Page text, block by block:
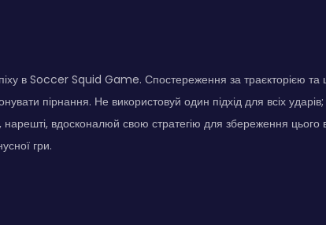
в Soccer Squid Game. Спостереження за траєкторією та
пірнання. Не використовуй один підхід для всіх
нарешті, вдосконалюй свою стратегію для збереження цього
гри.